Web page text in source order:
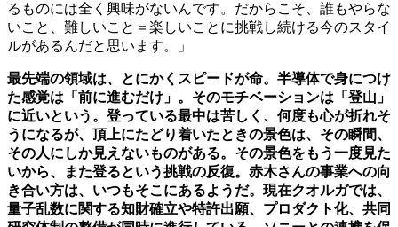
るものには全く興味がないんです。だからこそ、誰もやらな
いこと、難しいこと＝楽しいことに挑戦し続ける今のスタイ
ルがあるんだと思います。」
最先端の領域は、とにかくスピードが命。半導体で身につけ
た感覚は「前に進むだけ」。そのモチベーションは「登山」
に近いという。登っている最中は苦しく、何度も心が折れそ
うになるが、頂上にたどり着いたときの景色は、その瞬間、
その人にしか見えないものがある。その景色をもう一度見た
いから、また登るという挑戦の反復。赤木さんの事業への向
き合い方は、いつもそこにあるようだ。現在クオルガでは、
量子乱数に関する知財確立や特許出願、プロダクト化、共同